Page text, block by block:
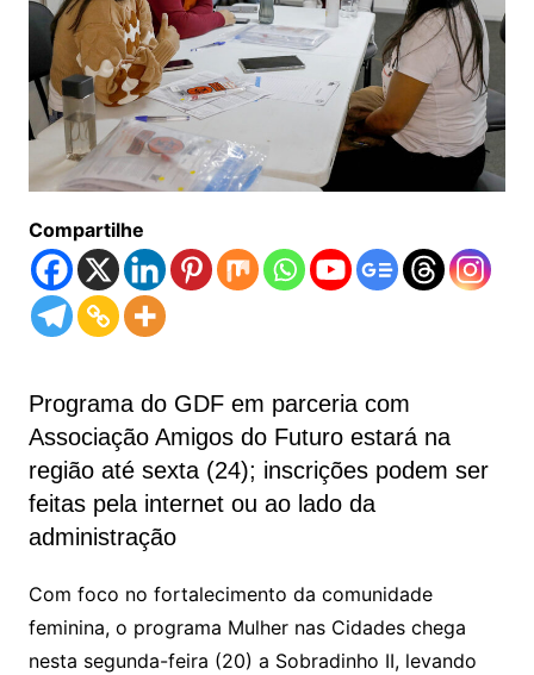
Compartilhe
Programa do GDF em parceria com
Associação Amigos do Futuro estará na
região até sexta (24); inscrições podem ser
feitas pela internet ou ao lado da
administração
Com foco no fortalecimento da comunidade
feminina, o programa Mulher nas Cidades chega
nesta segunda-feira (20) a Sobradinho II, levando